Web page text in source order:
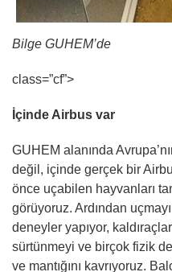
Bilge GUHEM’de
class=”cf”>
İçinde Airbus var
GUHEM alanında
değil, içinde gerçek bir
önce uçabilen hayvanları
görüyoruz. Ardından
deneyler yapıyor,
sürtünmeyi ve birçok fizik
ve mantığını kavrıyoruz.